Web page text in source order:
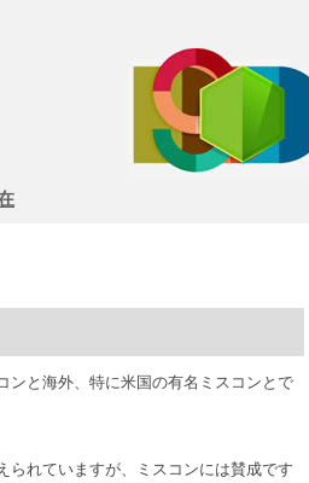
ンと海外、特に米国の有名ミスコンとで
られていますが、ミスコンには賛成です